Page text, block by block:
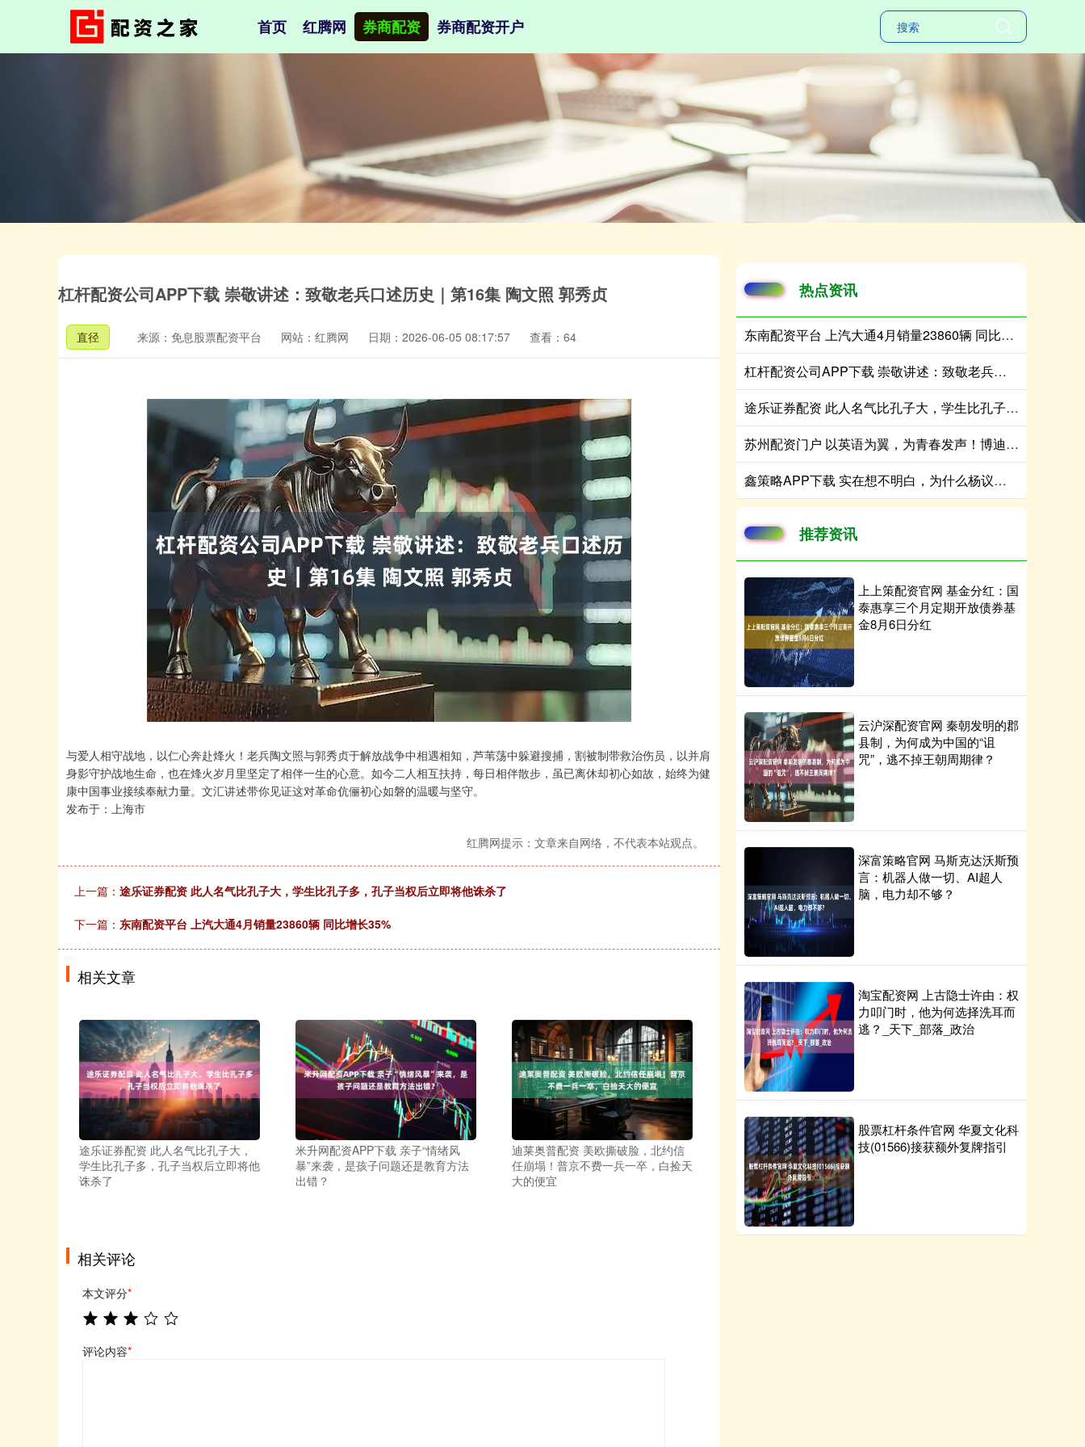
首页 红腾网 券商配资 券商配资开户
杠杆配资公司APP下载 崇敬讲述：致敬老兵口述历史｜第16集 陶文照 郭秀贞
直径 来源：免息股票配资平台 网站：红腾网 日期：2026-06-05 08:17:57 查看：64
与爱人相守战地，以仁心奔赴烽火！老兵陶文照与郭秀贞于解放战争中相遇相知，芦苇荡中躲避搜捕，割被制带救治伤员，以并肩
身影守护战地生命，也在烽火岁月里坚定了相伴一生的心意。如今二人相互扶持，每日相伴散步，虽已离休却初心如故，始终为健
康中国事业接续奉献力量。文汇讲述带你见证这对革命伉俪初心如磐的温暖与坚守。
发布于：上海市
红腾网提示：文章来自网络，不代表本站观点。
上一篇： 途乐证券配资 此人名气比孔子大，学生比孔子多，孔子当权后立即将他诛杀了
下一篇： 东南配资平台 上汽大通4月销量23860辆 同比增长35%
相关文章
途乐证券配资 此人名气比孔子大，
学生比孔子多，孔子当权后立即将他
诛杀了
米升网配资APP下载 亲子“情绪风
暴”来袭，是孩子问题还是教育方法
出错？
迪莱奥普配资 美欧撕破脸，北约信
任崩塌！普京不费一兵一卒，白捡天
大的便宜
相关评论
本文评分*
评论内容*
热点资讯
东南配资平台 上汽大通4月销量23860辆 同比增长35%
杠杆配资公司APP下载 崇敬讲述：致敬老兵口述历史｜第16集 陶文照 郭秀贞
途乐证券配资 此人名气比孔子大，学生比孔子多，孔子当权后立即将他诛杀了
苏州配资门户 以英语为翼，为青春发声！博迪中学高一英语演讲赛高光回顾
鑫策略APP下载 实在想不明白，为什么杨议拜师侯宝林，郭德纲却成为最大的受益人
推荐资讯
上上策配资官网 基金分红：国
泰惠享三个月定期开放债券基
金8月6日分红
云沪深配资官网 秦朝发明的郡
县制，为何成为中国的“诅
咒”，逃不掉王朝周期律？
深富策略官网 马斯克达沃斯预
言：机器人做一切、AI超人
脑，电力却不够？
淘宝配资网 上古隐士许由：权
力叩门时，他为何选择洗耳而
逃？_天下_部落_政治
股票杠杆条件官网 华夏文化科
技(01566)接获额外复牌指引